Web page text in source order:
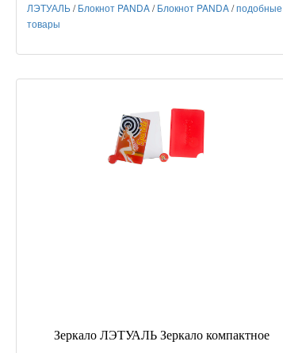
ЛЭТУАЛЬ/Блокнот PANDA/Блокнот PANDA/подобные
товары
Зеркало ЛЭТУАЛЬ Зеркало компактное